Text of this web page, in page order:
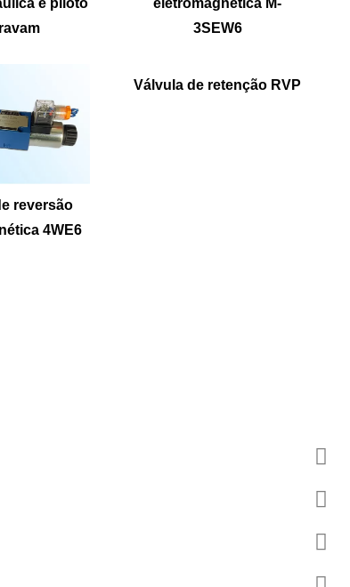
e piloto
eletromagnética M-
3SEW6
reversão
4WE6
Válvula de retenção RVP